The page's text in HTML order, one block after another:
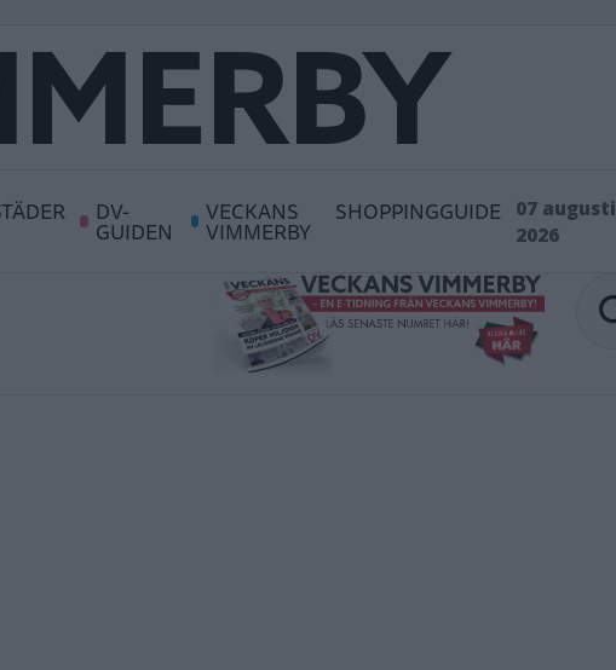
DV-
GUIDEN
VECKANS
VIMMERBY
SHOPPINGGUIDE
07 augusti
2026